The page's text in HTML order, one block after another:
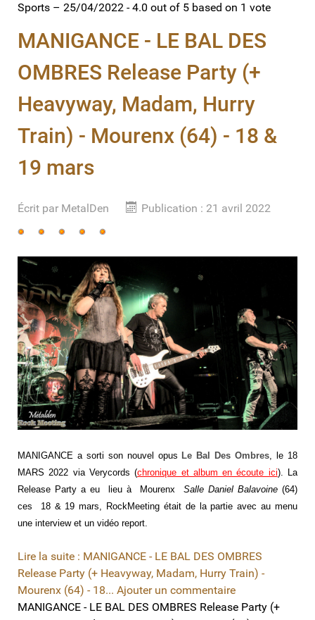
Sports – 25/04/2022 -4.0 out of 5 based on 1 vote
MANIGANCE - LE BAL DES
OMBRES Release Party (+
Heavyway, Madam, Hurry
Train) - Mourenx (64) - 18 &
19 mars
Écrit par MetalDen
Publication : 21 avril 2022
Vote
MANIGANCE a sorti son nouvel opus Le Bal Des Ombres, le 18
MARS 2022 via Verycords (chronique et album en écoute ici). La
Release Party a eu lieu à Mourenx Salle Daniel Balavoine (64)
ces 18 & 19 mars, RockMeeting était de la partie avec au menu
une interview et un vidéo report.
Lire la suite : MANIGANCE - LE BAL DES OMBRES
Release Party (+ Heavyway, Madam, Hurry Train) -
Mourenx (64) - 18... Ajouter un commentaire
MANIGANCE - LE BAL DES OMBRES Release Party (+